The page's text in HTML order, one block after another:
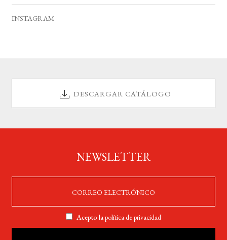
e
INSTAGRAM
DESCARGAR CATÁLOGO
NEWSLETTER
Acepto lapolítica de privacidad